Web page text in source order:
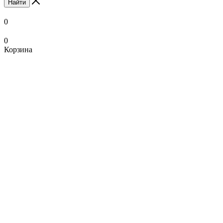
Найти
0
0
Корзина